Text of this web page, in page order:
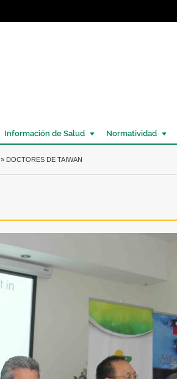
Información de Salud Normatividad
» DOCTORES DE TAIWAN